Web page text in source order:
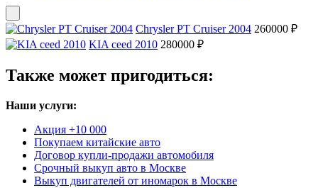
Chrysler PT Cruiser 2004 260000 ₽
KIA ceed 2010 280000 ₽
Также может пригодиться:
Наши услуги:
Акция +10 000
Покупаем китайские авто
Договор купли-продажи автомобиля
Срочный выкуп авто в Москве
Выкуп двигателей от иномарок в Москве